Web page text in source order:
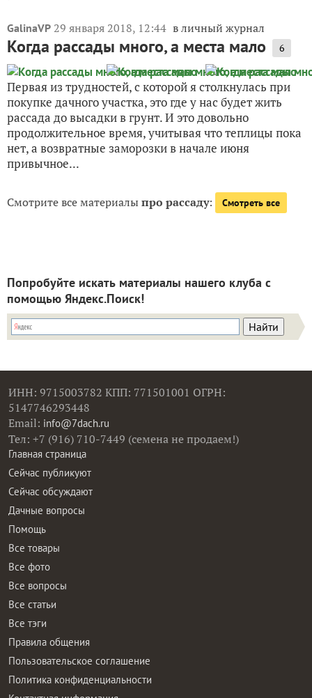
GalinaVP 29 января 2018, 12:44 в личный журнал
Когда рассады много, а места мало 6
Первая из трудностей, с которой я столкнулась при
покупке дачного участка, это где у нас будет жить
рассада до высадки в грунт. И это довольно
продолжительное время, учитывая что теплицы пока
нет, а возвратные заморозки в начале июня
привычное...
Смотрите все материалыпро рассаду: Смотреть все
Попробуйте искать материалы нашего клуба с
помощью Яндекс.Поиск!
ИНН: 9715003782 КПП: 771501001 ОГРН:
5147746293448
Email: info@7dach.ru
Тел: +7 (916) 710-7449 (семена не продаем!)
Главная страница
Сейчас публикуют
Сейчас обсуждают
Дачные вопросы
Помощь
Все товары
Все фото
Все вопросы
Все статьи
Все тэги
Правила общения
Пользовательское соглашение
Политика конфиденциальности